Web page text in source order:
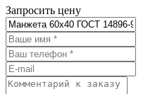
Запросить цену